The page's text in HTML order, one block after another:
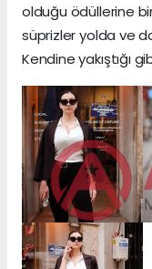
olduğu ödüllerine
süprizler yolda ve
Kendine yakıştığı